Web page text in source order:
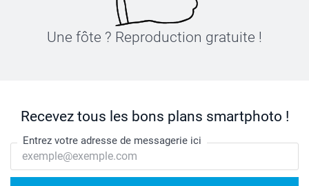
Une fôte ? Reproduction gratuite !
Recevez tous les bons plans smartphoto !
Entrez votre adresse de messagerie ici